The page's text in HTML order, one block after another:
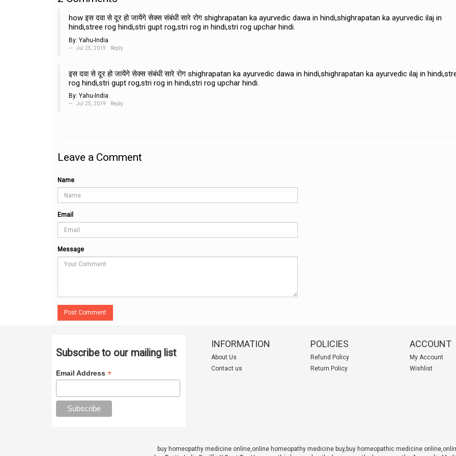
how इस दवा से दूर हो जायेंगे सेक्स संबंधी सारे रोग shighrapatan ka ayurvedic dawa in hindi,shighrapatan ka ayurvedic ilaj in
hindi,stree rog hindi,stri gupt rog,stri rog in hindi,stri rog upchar hindi.
By: Yahu-India
Jul 25, 2019 Reply
इस दवा से दूर हो जायेंगे सेक्स संबंधी सारे रोग shighrapatan ka ayurvedic dawa in hindi,shighrapatan ka ayurvedic ilaj in
rog hindi,stri gupt rog,stri rog in hindi,stri rog upchar hindi.
By: Yahu-India
Jul 25, 2019 Reply
Leave a Comment
Name
Email
Message
Post Comment
Subscribe to our mailing list
Email Address *
INFORMATION
About Us
Contact us
POLICIES
Refund Policy
Return Policy
ACCOUNT
My Account
Wishlist
buy homeopathy medicine online,online homeopathy medicine buy, buy homeopathic medicine